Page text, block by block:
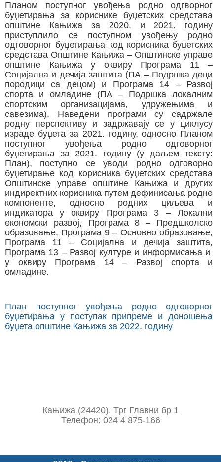
Планом поступног увођења родно одгворног
буџетирања за кориснике буџетских средстава
општине Кањижа за 2020. и 2021. годину
приступлило се поступном увођењу родно
одговорног буџетирања код корисника буџетских
средстава Општине Кањижа – Општинске управе
општине Кањижа у оквиру Програма 11 –
Социјална и дечија заштита (ПА – Подршка деци
породици са децом) и Програма 14 – Развој
спорта и омладине (ПА – Подршка локалним
спортским организацијама, удружењима и
савезима). Наведени програми су садржале
родну перспективу и задржавају се у циклусу
израде буџета за 2021. годину, односно Планом
поступног увођења родно одговорног
буџетирања за 2021. годину (у даљем тексту:
План), поступно се уводи родно одговорно
буџетирање код корисника буџетских средстава
Општинске управе општине Кањижа и других
индиректних корисника путем дефинисања родне
компоненте, односно родних циљева и
индикатора у оквиру Програма 3 – Локални
економски развој, Програма 8 – Предшколско
образовање, Програма 9 – Основно образовање,
Програма 11 – Социјална и дечија заштита,
Програма 13 – Развој културе и информисања и
у оквиру Програмa 14 – Развој спорта и
омладине.
План поступног увођења родно одговорног
буџетирања у поступак припреме и доношења
буџета општине Кањижа за 2022. годину
Кањижа (24420), Трг Главни бр 1
Телефон: 024 4 875-166